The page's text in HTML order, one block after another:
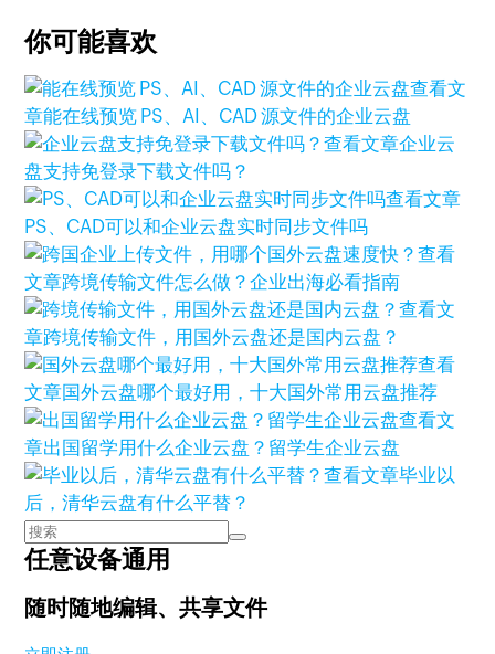
你可能喜欢
查看文
章能在线预览 PS、AI、CAD 源文件的企业云盘
查看文章企业云
盘支持免登录下载文件吗？
查看文章
PS、CAD可以和企业云盘实时同步文件吗
查看
文章跨境传输文件怎么做？企业出海必看指南
查看文
章跨境传输文件，用国外云盘还是国内云盘？
查看
文章国外云盘哪个最好用，十大国外常用云盘推荐
查看文
章出国留学用什么企业云盘？留学生企业云盘
查看文章毕业以
后，清华云盘有什么平替？
任意设备通用
随时随地编辑、共享文件